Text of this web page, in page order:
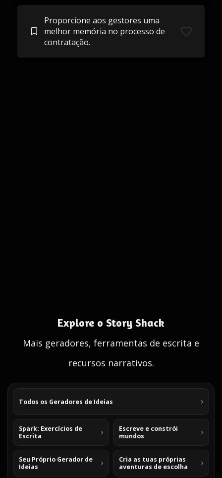
Proporcione aos gestores uma
melhor memória no processo de
contratação.
Explore o Story Shack
Mais geradores, ferramentas de escrita e
recursos narrativos.
Todos os Geradores de Ideias
Spark: Exercícios de
Escrita
Escreve e constrói
mundos
Seu Próprio Gerador de
Ideias
Cria as tuas próprias
aventuras de escolha